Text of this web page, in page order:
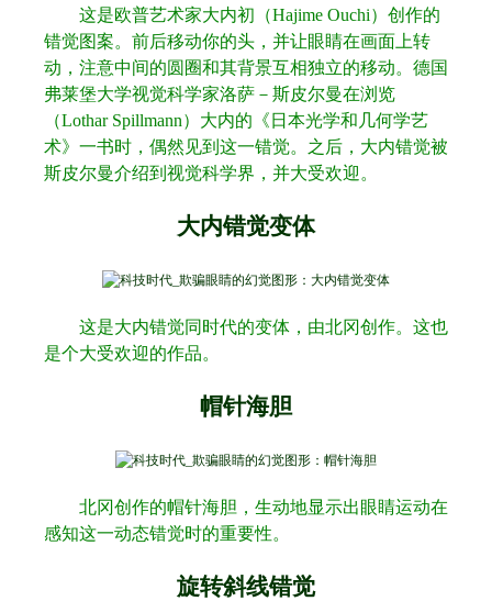
这是欧普艺术家大内初（Hajime Ouchi）创作的
错觉图案。前后移动你的头，并让眼睛在画面上转
动，注意中间的圆圈和其背景互相独立的移动。德国
弗莱堡大学视觉科学家洛萨－斯皮尔曼在浏览
（Lothar Spillmann）大内的《日本光学和几何学艺
术》一书时，偶然见到这一错觉。之后，大内错觉被
斯皮尔曼介绍到视觉科学界，并大受欢迎。
大内错觉变体
这是大内错觉同时代的变体，由北冈创作。这也
是个大受欢迎的作品。
帽针海胆
北冈创作的帽针海胆，生动地显示出眼睛运动在
感知这一动态错觉时的重要性。
旋转斜线错觉